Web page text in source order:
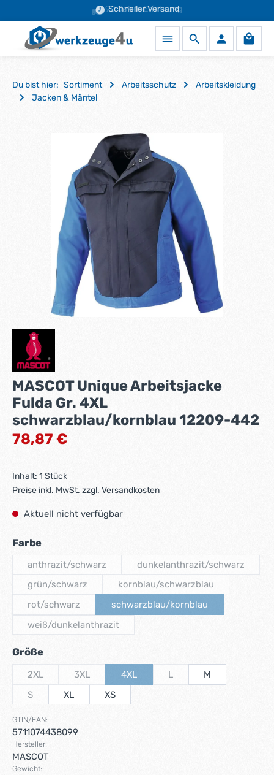
Zum Hauptinhalt springenSchneller Versand
90 Jahre Erfahrung
Du bist hier: Sortiment Arbeitsschutz
Arbeitskleidung
Jacken & Mäntel
Bildergalerie überspringen
MASCOT Unique Arbeitsjacke
Fulda Gr. 4XL
schwarzblau/kornblau 12209-442
Regulärer Preis:
78,87 €
Inhalt: 1 Stück
Preise inkl. MwSt. zzgl. Versandkosten
Aktuell nicht verfügbar
Farbeauswählen
anthrazit/schwarz
(Diese Option ist zurzeit nicht verfügbar.)
dunkelanthrazit/schwarz
(Diese Option ist
grün/schwarz
(Diese Option ist zurzeit nicht verfügbar.)
kornblau/schwarzblau
rot/schwarz
(Diese Option ist zurzeit nicht verfügbar.)
schwarzblau/kornblau
(Diese Option ist zurzeit nicht
weiß/dunkelanthrazit
Größeauswählen
2XL 3XL 4XL L
M
S
(Diese Option ist zurzeit nicht verfügbar.)
XL XS
GTIN/EAN:
5711074438099
Hersteller:
MASCOT
Gewicht: